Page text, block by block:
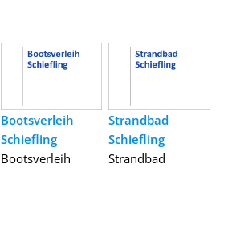
Bootsverleih
Schiefling
Bootsverleih
Strandbad
Schiefling
Strandbad